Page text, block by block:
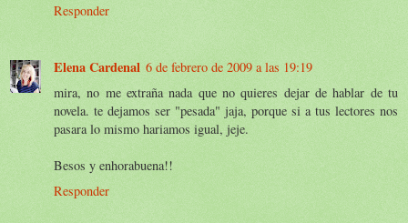
Responder
Elena Cardenal 6 de febrero de 2009 a las 19:19
mira, no me extraña nada que no quieres dejar de hablar de tu
novela. te dejamos ser "pesada" jaja, porque si a tus lectores nos
pasara lo mismo hariamos igual, jeje.
Besos y enhorabuena!!
Responder